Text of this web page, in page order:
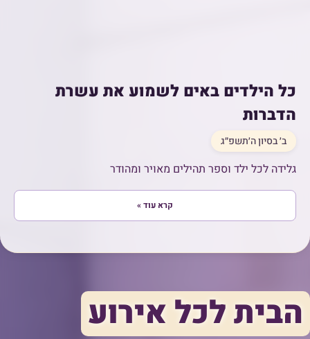
כל הילדים באים לשמוע את עשרת
הדברות
ב׳ בסיון ה׳תשפ״ג
גלידה לכל ילד וספר תהילים מאויר ומהודר
קרא עוד »
הבית לכל אירוע